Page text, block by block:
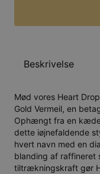
Beskrivelse
Mød vores Heart
Gold Vermeil, en
Ophængt fra en
dette iøjnefaldende
hvert navn med en
blanding af raffineret
tiltrækningskraft gør